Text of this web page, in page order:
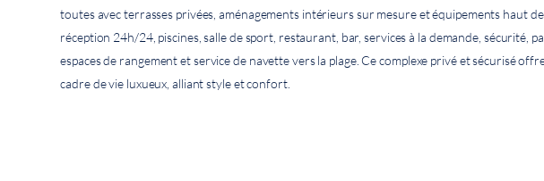
toutes avec terrasses privées, aménagements intérieurs sur mesure et équipements haut de
réception 24h/24, piscines, salle de sport, restaurant, bar, services à la demande, sécurité,
espaces de rangement et service de navette vers la plage. Ce complexe privé et sécurisé
cadre de vie luxueux, alliant style et confort.